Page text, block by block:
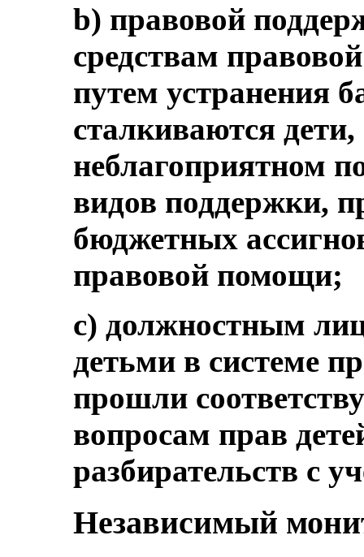
b) правовой
средствам
путем устранения
сталкиваются
неблагоприятном
видов поддержки,
бюджетных
правовой помощи;
c) должностным
детьми в системе
прошли
вопросам прав
разбирательств с
Независимый